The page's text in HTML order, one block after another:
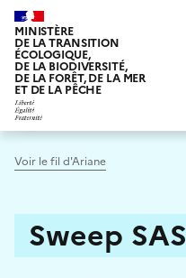
Aller
au
contenu
principal
MINISTÈRE
DE LA TRANSITION
ÉCOLOGIQUE,
DE LA BIODIVERSITÉ,
DE LA FORÊT, DE LA MER
ET DE LA PÊCHE
Voir le fil d'Ariane
Sweep SAS